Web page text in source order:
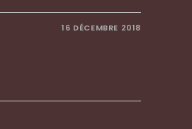
16 DÉCEMBRE 2018